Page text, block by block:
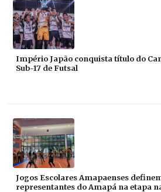
Império Japão conquista título do
Sub-17 de Futsal
Jogos Escolares Amapaenses
representantes do Amapá na etapa